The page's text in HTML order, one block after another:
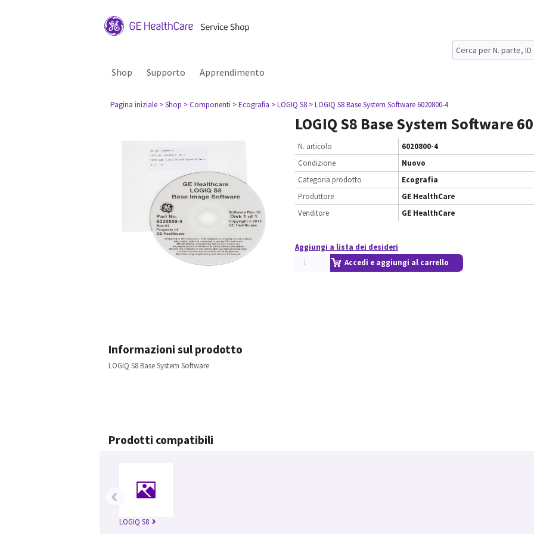
Shop Supporto Apprendimento
Pagina iniziale > Shop > Componenti > Ecografia > LOGIQ S8 > LOGIQ S8 Base System Software 6020800-4
LOGIQ S8 Base System Software
N. articolo
6020800-4
Condizione
Nuovo
Categoria prodotto
Ecografia
Produttore
GE HealthCare
Venditore
GE HealthCare
Aggiungi a lista dei desideri
Accedi e aggiungi al carrello
Informazioni sul prodotto
LOGIQ S8 Base System Software
Prodotti compatibili
LOGIQ S8
‹